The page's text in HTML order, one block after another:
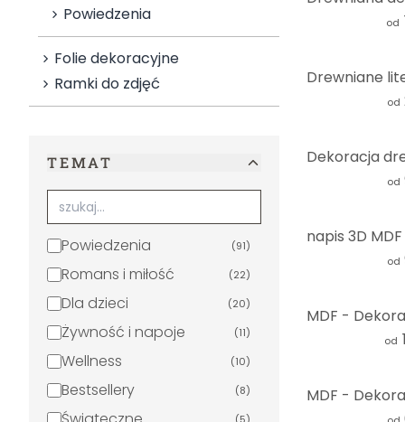
Powiedzenia
Folie dekoracyjne
Ramki do zdjęć
TEMAT
Powiedzenia (91)
Romans i miłość (22)
Dla dzieci (20)
Żywność i napoje (11)
Wellness (10)
Bestsellery (8)
od
od
od
od
od